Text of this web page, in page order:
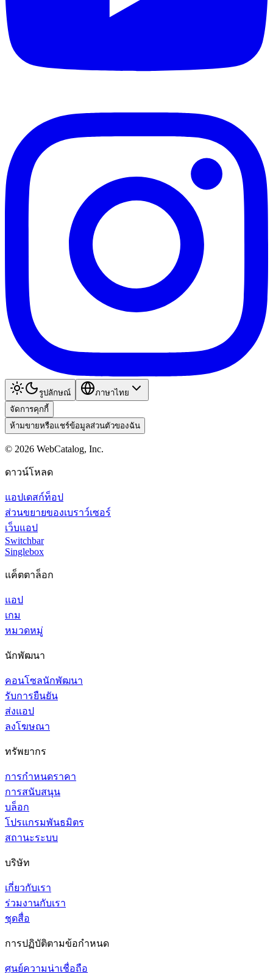
รูปลักษณ์
ภาษาไทย
จัดการคุกกี้
ห้ามขายหรือแชร์ข้อมูลส่วนตัวของฉัน
© 2026 WebCatalog, Inc.
ดาวน์โหลด
แอปเดสก์ท็อป
ส่วนขยายของเบราว์เซอร์
เว็บแอป
Switchbar
Singlebox
แค็ตตาล็อก
แอป
เกม
หมวดหมู่
นักพัฒนา
คอนโซลนักพัฒนา
รับการยืนยัน
ส่งแอป
ลงโฆษณา
ทรัพยากร
การกำหนดราคา
การสนับสนุน
บล็อก
โปรแกรมพันธมิตร
สถานะระบบ
บริษัท
เกี่ยวกับเรา
ร่วมงานกับเรา
ชุดสื่อ
การปฏิบัติตามข้อกำหนด
ศูนย์ความน่าเชื่อถือ